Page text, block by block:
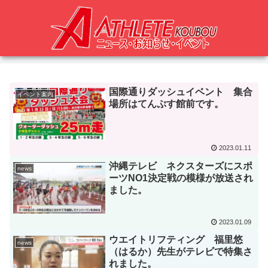
イベント案内
国際通りダッシュイベント 集合
場所はてんぷす館前です。
2023.01.11
news
沖縄テレビ ネクスターズにスポ
ーツNO1決定戦の模様が放送され
ました。
2023.01.09
news
ウエイトリフティング 福里悠
（はるか）先生がテレビで特集さ
れました。